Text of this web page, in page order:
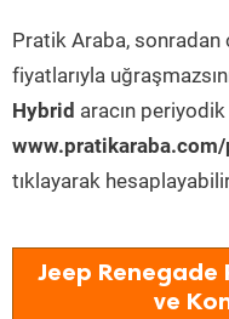
Pratik Araba, sonradan
fiyatlarıyla
Hybrid aracın periyodik
tıklayarak
Jeep Renegade
ve